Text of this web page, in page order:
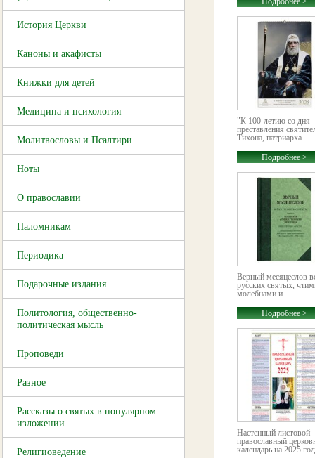
История Церкви
Каноны и акафисты
Книжки для детей
Медицина и психология
Молитвословы и Псалтири
Ноты
О православии
Паломникам
Периодика
Подарочные издания
Политология, общественно-
политическая мысль
Проповеди
Разное
Рассказы о святых в популярном
изложении
Религиоведение
"К 100-летию со дня
преставления
Тихона, патриарха...
Подробнее >
Верный месяцеслов
русских святых,
молебнами и...
Подробнее >
Настенный листовой
православный
календарь на 2025 год